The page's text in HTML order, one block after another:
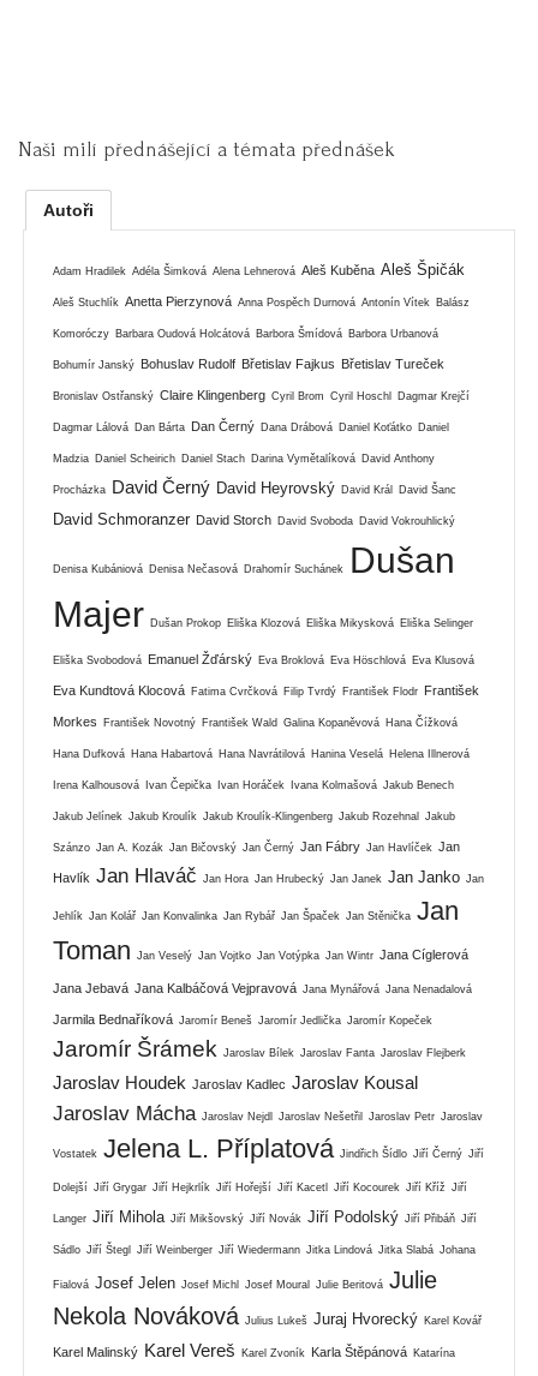
Naši milí přednášející a témata přednášek
Autoři
Adam Hradilek Adéla Šimková Alena Lehnerová Aleš Kuběna Aleš Špičák
Aleš Stuchlík Anetta Pierzynová Anna Pospěch Durnová Antonín Vítek Balász
Komoróczy Barbara Oudová Holcátová Barbora Šmídová Barbora Urbanová
Bohumír Janský Bohuslav Rudolf Břetislav Fajkus Břetislav Tureček
Bronislav Ostřanský Claire Klingenberg Cyril Brom Cyril Hoschl Dagmar Krejčí
Dagmar Lálová Dan Bárta Dan Černý Dana Drábová Daniel Koťátko Daniel
Madzia Daniel Scheirich Daniel Stach Darina Vymětalíková David Anthony
Procházka David Černý David Heyrovský David Král David Šanc
David Schmoranzer David Storch David Svoboda David Vokrouhlický
Denisa Kubániová Denisa Nečasová Drahomír Suchánek
Dušan
Majer Dušan Prokop Eliška Klozová Eliška Mikysková Eliška Selinger
Eliška Svobodová Emanuel Žďárský Eva Broklová Eva Höschlová Eva Klusová
Eva Kundtová Klocová Fatima Cvrčková Filip Tvrdý František Flodr František
Morkes František Novotný František Wald Galina Kopaněvová Hana Čížková
Hana Dufková Hana Habartová Hana Navrátilová Hanina Veselá Helena Illnerová
Irena Kalhousová Ivan Čepička Ivan Horáček Ivana Kolmašová Jakub Benech
Jakub Jelínek Jakub Kroulík Jakub Kroulík-Klingenberg Jakub Rozehnal Jakub
Szánzo Jan A. Kozák Jan Bičovský Jan Černý Jan Fábry Jan Havlíček Jan
Havlík Jan Hlaváč Jan Hora Jan Hrubecký Jan Janek Jan Janko Jan
Jehlík Jan Kolář Jan Konvalinka Jan Rybář Jan Špaček Jan Stěnička Jan
Toman
Jan Veselý Jan Vojtko Jan Votýpka Jan Wintr Jana Cíglerová
Jana Jebavá Jana Kalbáčová Vejpravová Jana Mynářová Jana Nenadalová
Jarmila Bednaříková Jaromír Beneš Jaromír Jedlička Jaromír Kopeček
Jaromír Šrámek Jaroslav Bílek Jaroslav Fanta Jaroslav Flejberk
Jaroslav Houdek Jaroslav Kadlec Jaroslav Kousal
Jaroslav Mácha Jaroslav Nejdl Jaroslav Nešetřil Jaroslav Petr Jaroslav
Vostatek Jelena L. Příplatová Jindřich Šídlo Jiří Černý Jiří
Dolejší Jiří Grygar Jiří Hejkrlík Jiří Hořejší Jiří Kacetl Jiří Kocourek Jiří Kříž Jiří
Langer Jiří Mihola Jiří Mikšovský Jiří Novák Jiří Podolský Jiří Přibáň Jiří
Sádlo Jiří Štegl Jiří Weinberger Jiří Wiedermann Jitka Lindová Jitka Slabá Johana
Fialová Josef Jelen Josef Michl Josef Moural Julie Beritová Julie
Nekola Nováková Julius Lukeš Juraj Hvorecký Karel Kovář
Karel Malinský Karel Vereš Karel Zvoník Karla Štěpánová Katarína